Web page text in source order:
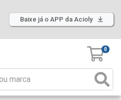
Baixe já o APP da Acioly
0